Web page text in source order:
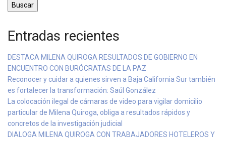
Buscar
Entradas recientes
DESTACA MILENA QUIROGA RESULTADOS DE GOBIERNO EN
ENCUENTRO CON BURÓCRATAS DE LA PAZ
Reconocer y cuidar a quienes sirven a Baja California Sur también
es fortalecer la transformación: Saúl González
La colocación ilegal de cámaras de video para vigilar domicilio
particular de Milena Quiroga, obliga a resultados rápidos y
concretos de la investigación judicial
DIALOGA MILENA QUIROGA CON TRABAJADORES HOTELEROS Y